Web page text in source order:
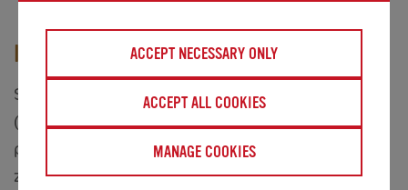
INGREDIËNTEN
Suiker, bloem,eieren*, boterconcentraat
( melk) 17%, stabilisatoren (sorbitol, glycerol),
plantaardige oliën (raap, palm**), magere cacao,
zout, invertsuikerstroop,hazelnoot0,5%,
ACCEPT NECESSARY ONLY
ACCEPT ALL COOKIES
MANAGE COOKIES